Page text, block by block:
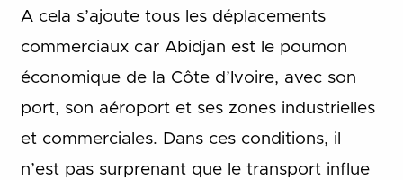
A cela s’ajoute tous les déplacements
commerciaux car Abidjan est le poumon
économique de la Côte d’Ivoire, avec son
port, son aéroport et ses zones industrielles
et commerciales. Dans ces conditions, il
n’est pas surprenant que le transport influe